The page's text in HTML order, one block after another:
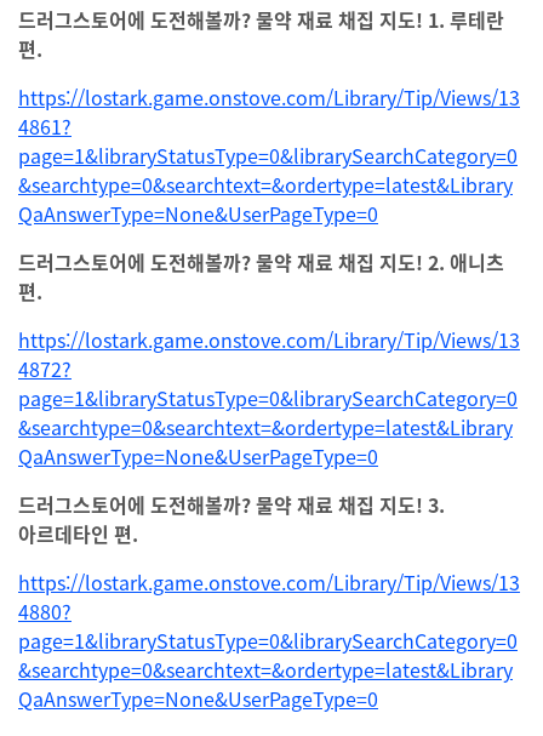
드러그스토어에 도전해볼까? 물약 재료 채집 지도! 1. 루테란
편.
https://lostark.game.onstove.com/Library/Tip/Views/13
4861?
page=1&libraryStatusType=0&librarySearchCategory=0
&searchtype=0&searchtext=&ordertype=latest&Library
QaAnswerType=None&UserPageType=0
드러그스토어에 도전해볼까? 물약 재료 채집 지도! 2. 애니츠
편.
https://lostark.game.onstove.com/Library/Tip/Views/13
4872?
page=1&libraryStatusType=0&librarySearchCategory=0
&searchtype=0&searchtext=&ordertype=latest&Library
QaAnswerType=None&UserPageType=0
드러그스토어에 도전해볼까? 물약 재료 채집 지도! 3.
아르데타인 편.
https://lostark.game.onstove.com/Library/Tip/Views/13
4880?
page=1&libraryStatusType=0&librarySearchCategory=0
&searchtype=0&searchtext=&ordertype=latest&Library
QaAnswerType=None&UserPageType=0